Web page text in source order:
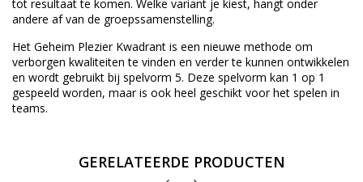
tot resultaat te komen. Welke variant je kiest, hangt onder
andere af van de groepssamenstelling.
Het Geheim Plezier Kwadrant is een nieuwe methode om
verborgen kwaliteiten te vinden en verder te kunnen ontwikkelen
en wordt gebruikt bij spelvorm 5. Deze spelvorm kan 1 op 1
gespeeld worden, maar is ook heel geschikt voor het spelen in
teams.
GERELATEERDE PRODUCTEN